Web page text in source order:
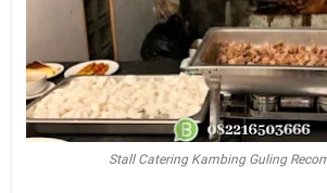
Stall Catering Kambing Guling